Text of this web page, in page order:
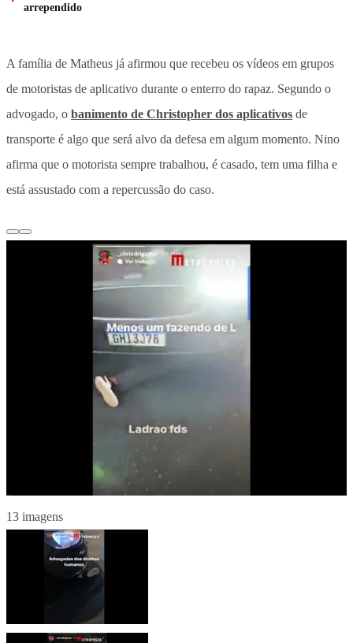
arrependido
A família de Matheus já afirmou que recebeu os vídeos em grupos
de motoristas de aplicativo durante o enterro do rapaz. Segundo o
advogado, o banimento de Christopher dos aplicativos de
transporte é algo que será alvo da defesa em algum momento. Nino
afirma que o motorista sempre trabalhou, é casado, tem uma filha e
está assustado com a repercussão do caso.
13 imagens